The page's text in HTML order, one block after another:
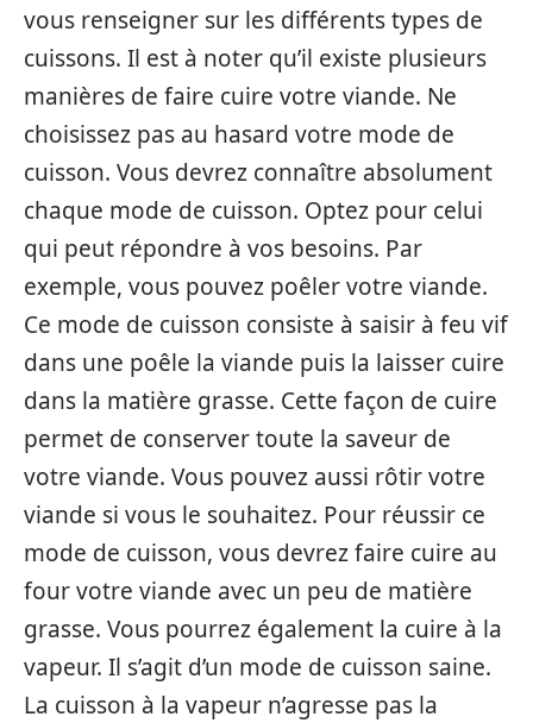
vous renseigner sur les différents types de
cuissons. Il est à noter qu’il existe plusieurs
manières de faire cuire votre viande. Ne
choisissez pas au hasard votre mode de
cuisson. Vous devrez connaître absolument
chaque mode de cuisson. Optez pour celui
qui peut répondre à vos besoins. Par
exemple, vous pouvez poêler votre viande.
Ce mode de cuisson consiste à saisir à feu vif
dans une poêle la viande puis la laisser cuire
dans la matière grasse. Cette façon de cuire
permet de conserver toute la saveur de
votre viande. Vous pouvez aussi rôtir votre
viande si vous le souhaitez. Pour réussir ce
mode de cuisson, vous devrez faire cuire au
four votre viande avec un peu de matière
grasse. Vous pourrez également la cuire à la
vapeur. Il s’agit d’un mode de cuisson saine.
La cuisson à la vapeur n’agresse pas la